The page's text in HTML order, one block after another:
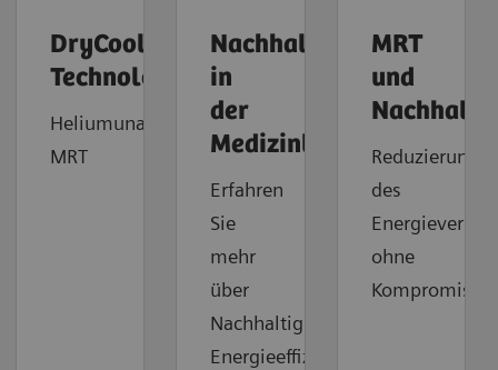
DryCool-
Technologie
Heliumunabhängige
MRT
Nachhaltigkeit
in
der
Medizintechnik
Erfahren
Sie
mehr
über
Nachhaltigkeit,
Energieeffizienz
MRT
und
Reduzierung
des
ohne
Kompromisse